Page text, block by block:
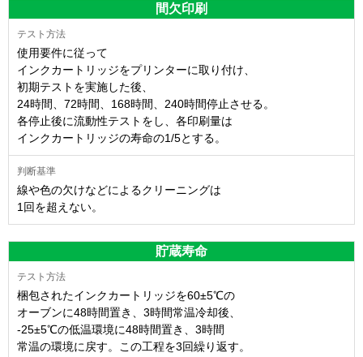
間欠印刷
使用要件に従って
インクカートリッジをプリンターに取り付け、
初期テストを実施した後、
24時間、72時間、168時間、240時間停止させる。
各停止後に流動性テストをし、各印刷量は
インクカートリッジの寿命の1/5とする。
線や色の欠けなどによるクリーニングは
1回を超えない。
貯蔵寿命
梱包されたインクカートリッジを60±5℃の
オーブンに48時間置き、3時間常温冷却後、
-25±5℃の低温環境に48時間置き、3時間
常温の環境に戻す。この工程を3回繰り返す。